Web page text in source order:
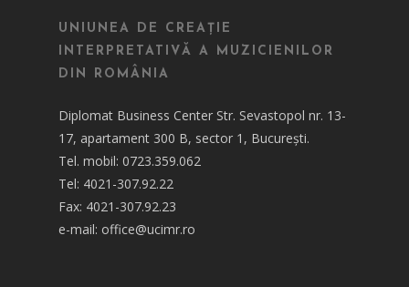
UNIUNEA DE CREAȚIE
INTERPRETATIVĂ A MUZICIENILOR
DIN ROMÂNIA
Diplomat Business Center Str. Sevastopol nr. 13-
17, apartament 300 B, sector 1, București.
Tel. mobil: 0723.359.062
Tel: 4021-307.92.22
Fax: 4021-307.92.23
e-mail: office@ucimr.ro